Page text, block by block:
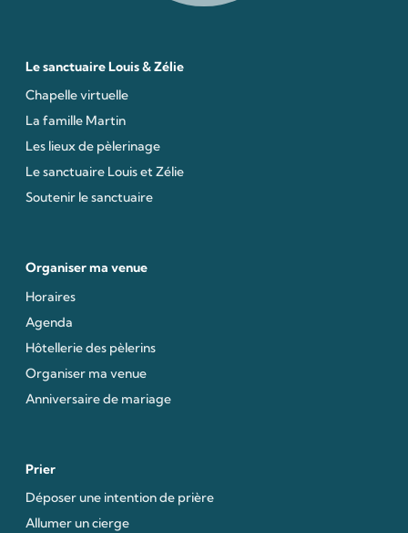
Le sanctuaire Louis & Zélie
Chapelle virtuelle
La famille Martin
Les lieux de pèlerinage
Le sanctuaire Louis et Zélie
Soutenir le sanctuaire
Organiser ma venue
Horaires
Agenda
Hôtellerie des pèlerins
Organiser ma venue
Anniversaire de mariage
Prier
Déposer une intention de prière
Allumer un cierge